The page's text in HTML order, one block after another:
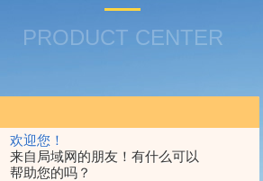
欢迎您！
来自局域网的朋友！有什么可以
帮助您的吗？
PRODUCT CENTER